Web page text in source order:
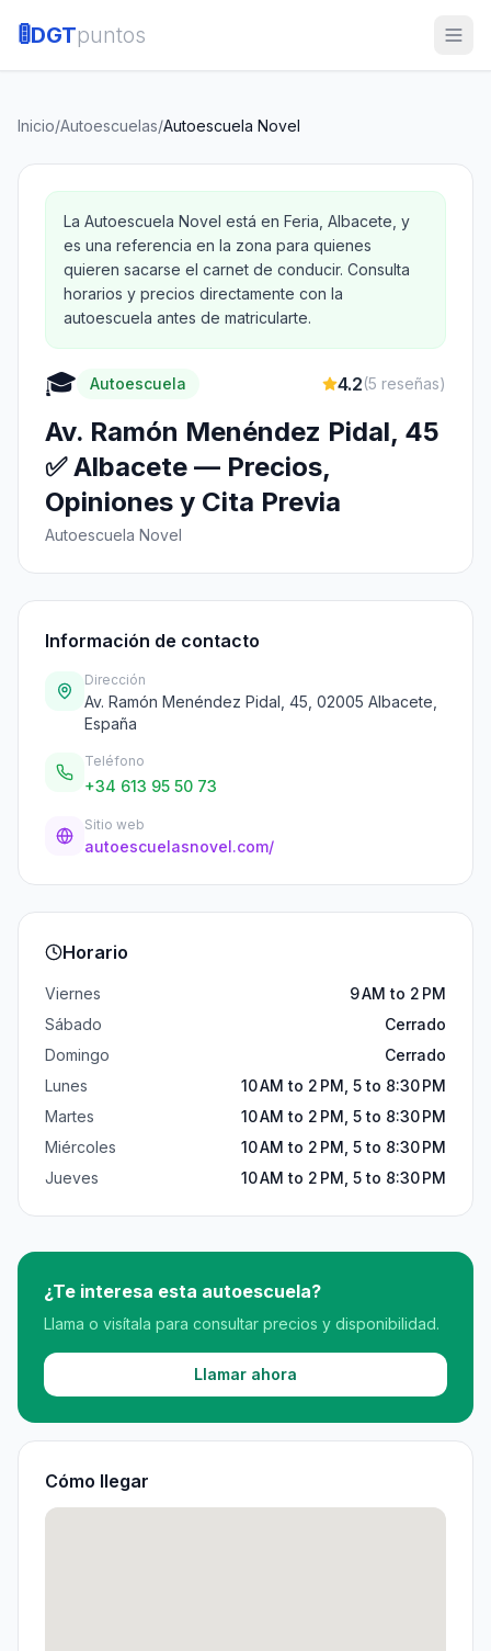
🚦DGTpuntos
Inicio/Autoescuelas/Autoescuela Novel
La Autoescuela Novel está en Feria, Albacete, y
es una referencia en la zona para quienes
quieren sacarse el carnet de conducir. Consulta
horarios y precios directamente con la
autoescuela antes de matricularte.
🎓 Autoescuela 4.2(5 reseñas)
Av. Ramón Menéndez Pidal, 45
✅ Albacete — Precios,
Opiniones y Cita Previa
Autoescuela Novel
Información de contacto
Dirección
Av. Ramón Menéndez Pidal, 45, 02005 Albacete,
España
Teléfono
+34 613 95 50 73
Sitio web
autoescuelasnovel.com/
Horario
Viernes
9 AM to 2 PM
Sábado
Cerrado
Domingo
Cerrado
Lunes
10 AM to 2 PM, 5 to 8:30 PM
Martes
10 AM to 2 PM, 5 to 8:30 PM
Miércoles
10 AM to 2 PM, 5 to 8:30 PM
Jueves
10 AM to 2 PM, 5 to 8:30 PM
¿Te interesa esta autoescuela?
Llama o visítala para consultar precios y disponibilidad.
Llamar ahora
Cómo llegar